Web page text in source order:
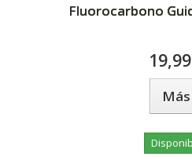
Fluorocarbono
Más